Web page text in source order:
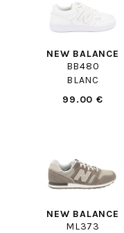
NEW BALANCE
BB480
BLANC
99.00 €
NEW BALANCE
ML373